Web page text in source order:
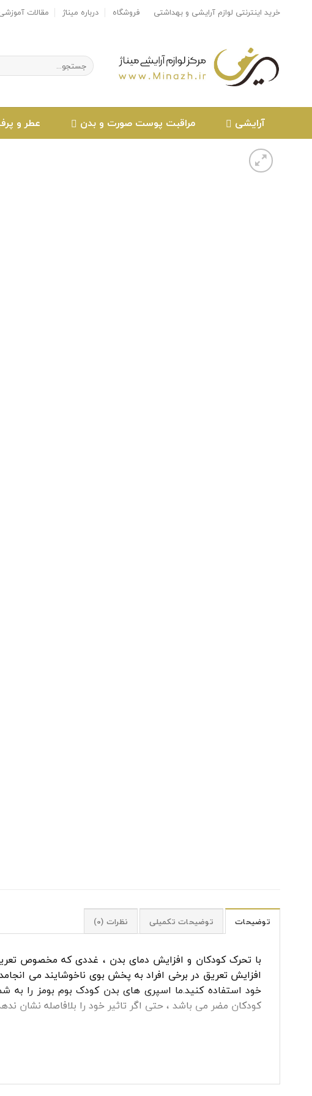
خرید اینترنتی لوازم آرایشی و بهداشتی فروشگاه درباره میناژ مقالات
جستجو
برای:
آرایشی مراقبت پوست صورت و بدن عطر و
توضیحات توضیحات تکمیلی نظرات (0)
با تحرک کودکان و افزایش دمای بدن ، غددی که مخصوص
افزایش تعریق در برخی افراد به پخش بوی ناخوشایند می‌
خود استفاده کنید.ما اسپری های بدن کودک بوم بومز را به
کودکان مضر می باشد ، حتی اگر تاثیر خود را بلافاصله نشان